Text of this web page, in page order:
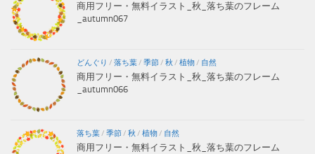
商用フリー・無料イラスト_秋_落ち葉のフレーム
_autumn067
どんぐり / 落ち葉/ 季節/ 秋 / 植物/ 自然
商用フリー・無料イラスト_秋_落ち葉のフレーム
_autumn066
落ち葉/ 季節/ 秋 / 植物/ 自然
商用フリー・無料イラスト_秋_落ち葉のフレーム